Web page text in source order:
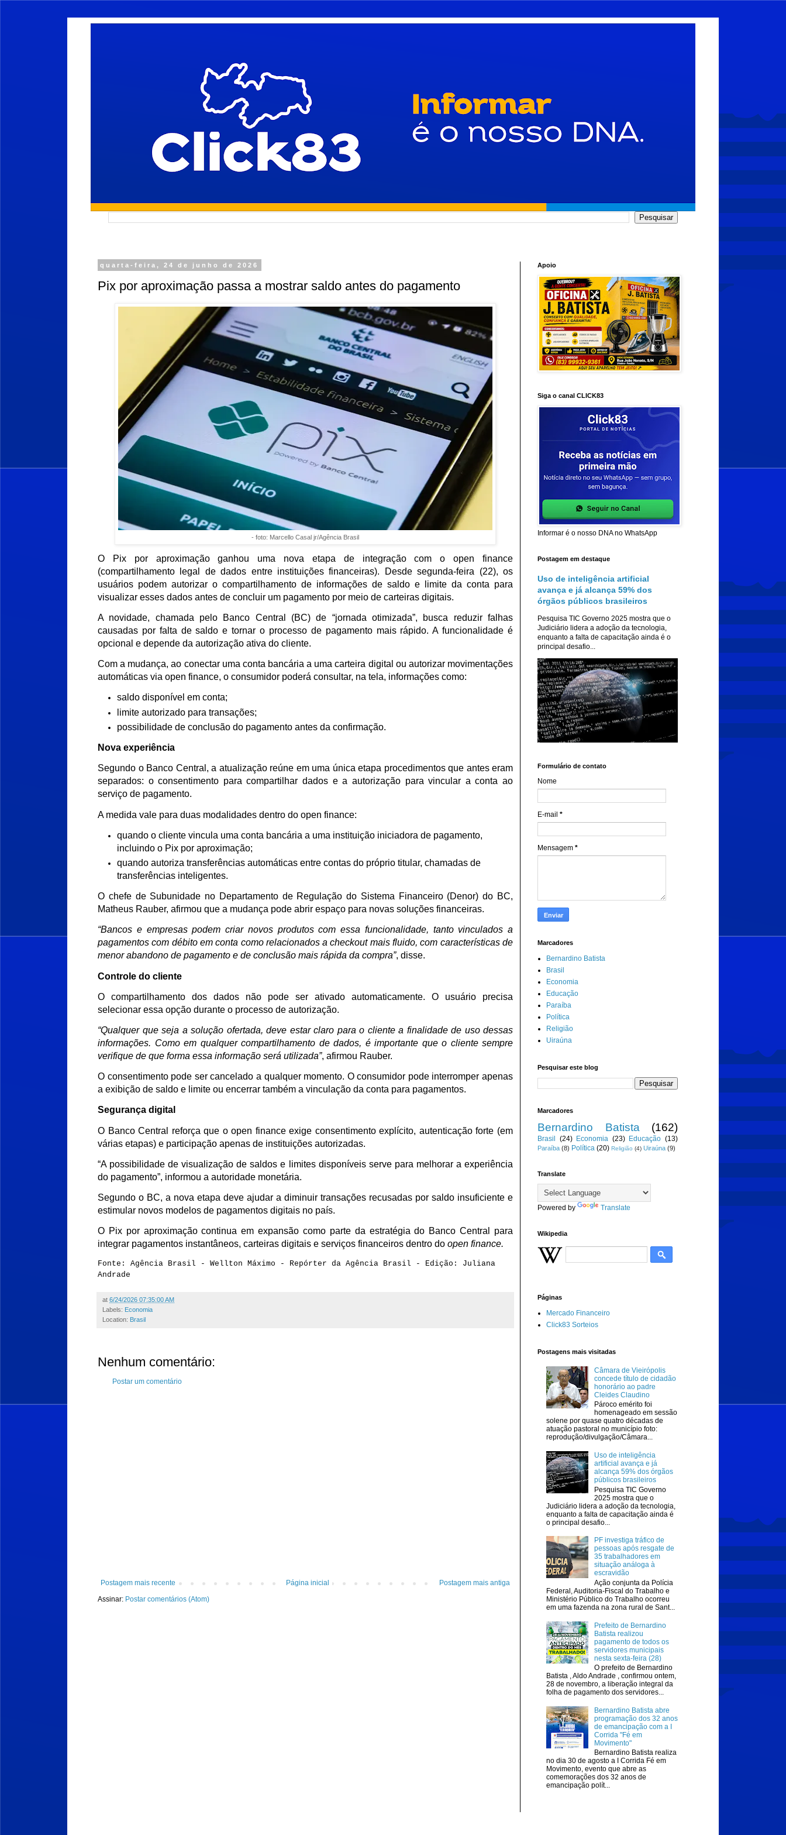
quarta-feira, 24 de junho de 2026
Pix por aproximação passa a mostrar saldo antes do pagamento
- foto: Marcello Casal jr/Agência Brasil
O Pix por aproximação ganhou uma nova etapa de integração com o open finance
(compartilhamento legal de dados entre instituições financeiras). Desde segunda-feira (22), os
usuários podem autorizar o compartilhamento de informações de saldo e limite da conta para
visualizar esses dados antes de concluir um pagamento por meio de carteiras digitais.
A novidade, chamada pelo Banco Central (BC) de “jornada otimizada”, busca reduzir falhas
causadas por falta de saldo e tornar o processo de pagamento mais rápido. A funcionalidade é
opcional e depende da autorização ativa do cliente.
Com a mudança, ao conectar uma conta bancária a uma carteira digital ou autorizar movimentações
automáticas via open finance, o consumidor poderá consultar, na tela, informações como:
saldo disponível em conta;
limite autorizado para transações;
possibilidade de conclusão do pagamento antes da confirmação.
Nova experiência
Segundo o Banco Central, a atualização reúne em uma única etapa procedimentos que antes eram
separados: o consentimento para compartilhar dados e a autorização para vincular a conta ao
serviço de pagamento.
A medida vale para duas modalidades dentro do open finance:
quando o cliente vincula uma conta bancária a uma instituição iniciadora de pagamento,
incluindo o Pix por aproximação;
quando autoriza transferências automáticas entre contas do próprio titular, chamadas de
transferências inteligentes.
O chefe de Subunidade no Departamento de Regulação do Sistema Financeiro (Denor) do BC,
Matheus Rauber, afirmou que a mudança pode abrir espaço para novas soluções financeiras.
“Bancos e empresas podem criar novos produtos com essa funcionalidade, tanto vinculados a
pagamentos com débito em conta como relacionados a checkout mais fluido, com características de
menor abandono de pagamento e de conclusão mais rápida da compra”, disse.
Controle do cliente
O compartilhamento dos dados não pode ser ativado automaticamente. O usuário precisa
selecionar essa opção durante o processo de autorização.
“Qualquer que seja a solução ofertada, deve estar claro para o cliente a finalidade de uso dessas
informações. Como em qualquer compartilhamento de dados, é importante que o cliente sempre
verifique de que forma essa informação será utilizada”, afirmou Rauber.
O consentimento pode ser cancelado a qualquer momento. O consumidor pode interromper apenas
a exibição de saldo e limite ou encerrar também a vinculação da conta para pagamentos.
Segurança digital
O Banco Central reforça que o open finance exige consentimento explícito, autenticação forte (em
várias etapas) e participação apenas de instituições autorizadas.
“A possibilidade de visualização de saldos e limites disponíveis serve para melhorar a experiência
do pagamento”, informou a autoridade monetária.
Segundo o BC, a nova etapa deve ajudar a diminuir transações recusadas por saldo insuficiente e
estimular novos modelos de pagamentos digitais no país.
O Pix por aproximação continua em expansão como parte da estratégia do Banco Central para
integrar pagamentos instantâneos, carteiras digitais e serviços financeiros dentro do open finance.
Fonte: Agência Brasil - Wellton Máximo - Repórter da Agência Brasil - Edição: Juliana
Andrade
at 6/24/2026 07:35:00 AM
Labels: Economia
Location: Brasil
Nenhum comentário:
Postar um comentário
Postagem mais recente Postagem mais antiga
Página inicial
Assinar: Postar comentários (Atom)
Apoio
Siga o canal CLICK83
Informar é o nosso DNA no WhatsApp
Postagem em destaque
Uso de inteligência artificial
avança e já alcança 59% dos
órgãos públicos brasileiros
Pesquisa TIC Governo 2025 mostra que o
Judiciário lidera a adoção da tecnologia,
enquanto a falta de capacitação ainda é o
principal desafio...
Formulário de contato
Nome
E-mail *
Mensagem *
Marcadores
Bernardino Batista
Brasil
Economia
Educação
Paraíba
Política
Religião
Uiraúna
Pesquisar este blog
Marcadores
Bernardino Batista (162)
Brasil (24) Economia (23) Educação (13)
Paraíba (8) Política (20) Religião (4) Uiraúna (9)
Translate
Powered by Translate
Wikipedia
Páginas
Mercado Financeiro
Click83 Sorteios
Postagens mais visitadas
Câmara de Vieirópolis
concede título de cidadão
honorário ao padre
Cleides Claudino
Pároco emérito foi
homenageado em sessão
solene por quase quatro décadas de
atuação pastoral no município foto:
reprodução/divulgação/Câmara...
Uso de inteligência
artificial avança e já
alcança 59% dos órgãos
públicos brasileiros
Pesquisa TIC Governo
2025 mostra que o
Judiciário lidera a adoção da tecnologia,
enquanto a falta de capacitação ainda é
o principal desafio...
PF investiga tráfico de
pessoas após resgate de
35 trabalhadores em
situação análoga à
escravidão
Ação conjunta da Polícia
Federal, Auditoria-Fiscal do Trabalho e
Ministério Público do Trabalho ocorreu
em uma fazenda na zona rural de Sant...
Prefeito de Bernardino
Batista realizou
pagamento de todos os
servidores municipais
nesta sexta-feira (28)
O prefeito de Bernardino
Batista , Aldo Andrade , confirmou ontem,
28 de novembro, a liberação integral da
folha de pagamento dos servidores...
Bernardino Batista abre
programação dos 32 anos
de emancipação com a I
Corrida "Fé em
Movimento"
Bernardino Batista realiza
no dia 30 de agosto a I Corrida Fé em
Movimento, evento que abre as
comemorações dos 32 anos de
emancipação polít...